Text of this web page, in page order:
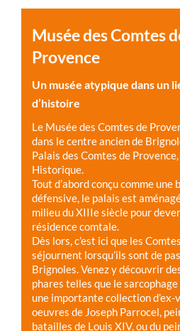
Musée des Comtes
Provence
Un musée atypique dans un
d’histoire
Le Musée des Comtes de
dans le centre ancien de
Palais des Comtes de
Historique.
Tout d’abord conçu comme une
défensive, le palais est
milieu du XIIIe siècle pour
résidence comtale.
Dès lors, c’est ici que les
séjournent lorsqu’ils sont de
Brignoles. Venez y découvrir
phares telles que le
une importante collection d’ex-
oeuvres de Joseph Parrocel,
batailles de Louis XIV, ou du